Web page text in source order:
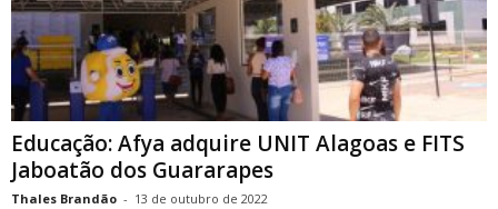
Educação: Afya adquire UNIT Alagoas e FITS
Jaboatão dos Guararapes
Thales Brandão - 13 de outubro de 2022